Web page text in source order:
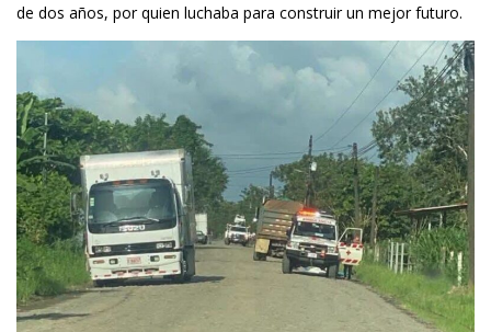
de dos años, por quien luchaba para construir un mejor futuro.